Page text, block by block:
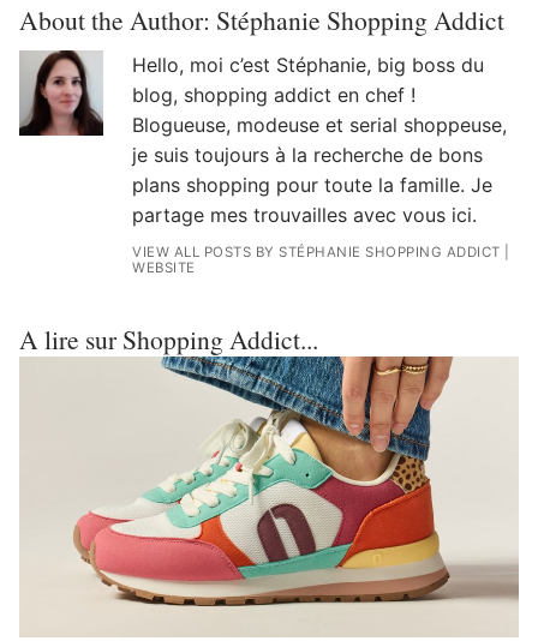
About the Author: Stéphanie Shopping Addict
Hello, moi c’est Stéphanie, big boss du
blog, shopping addict en chef !
Blogueuse, modeuse et serial shoppeuse,
je suis toujours à la recherche de bons
plans shopping pour toute la famille. Je
partage mes trouvailles avec vous ici.
VIEW ALL POSTS BY STÉPHANIE SHOPPING ADDICT
WEBSITE
A lire sur Shopping Addict...